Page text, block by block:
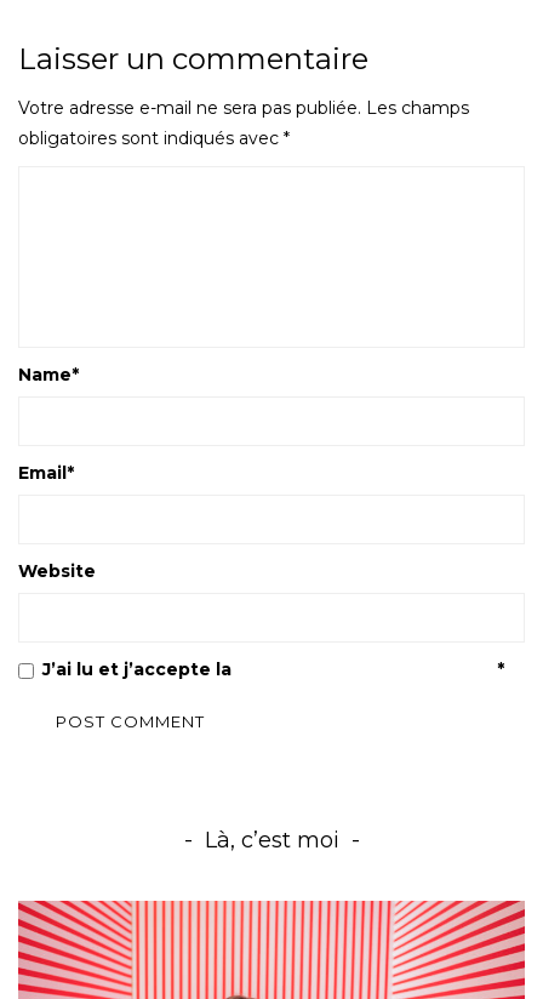
Laisser un commentaire
Votre adresse e-mail ne sera pas publiée. Les champs
obligatoires sont indiqués avec *
Name*
Email *
Website
J’ai lu et j’accepte la *
Là, c’est moi